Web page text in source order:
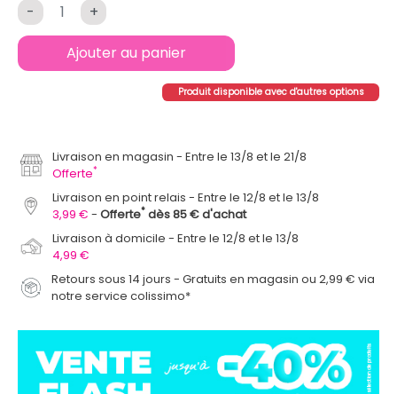
- +
Ajouter au panier
Produit disponible avec d'autres options
Livraison en magasin
Entre le 13/8 et le 21/8
Offerte*
Livraison en point relais
Entre le 12/8 et le 13/8
3,99 €
Offerte* dès 85 € d'achat
Livraison à domicile
Entre le 12/8 et le 13/8
4,99 €
Retours sous 14 jours - Gratuits en magasin ou 2,99 € via
notre service colissimo*